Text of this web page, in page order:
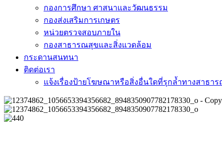
กองการศึกษา ศาสนาและวัฒนธรรม
กองส่งเสริมการเกษตร
หน่วยตรวจสอบภายใน
กองสาธารณสุขและสิ่งแวดล้อม
กระดานสนทนา
ติดต่อเรา
แจ้งเรื่องป้ายโฆษณาหรือสิ่งอื่นใดที่รุกล้ำทางสาธา